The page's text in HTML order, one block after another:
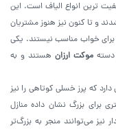
ترین انواع الیاف است. این
و تا کنون نیز هنوز مشتریان
برای خواب مناسب نیستند. یکی
موکت‌ ارزانهستند و به
که پرز خسلی کوتاهی را نیز
برای بزرگ نشان داده منازل
می‌توانند منجر به بزرگ‌تر